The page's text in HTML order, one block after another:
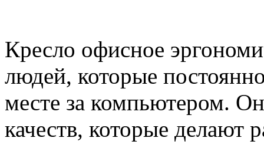
Кресло офисное
людей, которые
месте за компьютером.
качеств, которые делают